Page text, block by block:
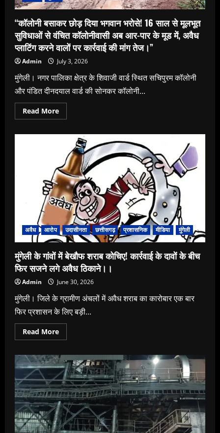
पर
दिनों
से
जारी
था
आंदोलन,
Z
हुई
जीत।।
“कॉलोनी बसाकर छोड़ दिया भगवान भरोसे! 16 साल से मूलभूत
सुविधाओं से वंचित कॉलोनीवासी अब आर-पार के मूड में, अवैध
प्लाटिंग करने वालों पर कार्रवाई की मांग तेज।”
Admin July 3, 2026
मुंगेली। नगर पालिका क्षेत्र के शिवाजी वार्ड स्थित सचिपुरम कॉलोनी
और पंडित दीनदयाल वार्ड की सोनकर कॉलोनी...
Read MoreRead
more
दिया
भगवान
भरोसे!
16
साल
से
मूलभूत
सुविधाओं
से
वंचित
कॉलोनीवासी
अब
आर-
पार
मूड
में,
अवैध
करने
पर
कार्रवाई
की
मांग
तेज।”
अवैध आरोप उदासीनता छत्तीसगढ़ प्रशासनिक मीडिया मुंगेली
मुंगेली के गांवों में बेखौफ शराब कोचिए! कार्रवाई के दावों के बीच
फिर सजने लगे अवैध ठिकाने।।
Admin June 30, 2026
मुंगेली। जिले के ग्रामीण अंचलों में अवैध शराब का कारोबार एक बार
फिर प्रशासन के लिए बड़ी...
Read MoreRead
more
के
गांवों
में
बेखौफ
शराब
कोचिए!
कार्रवाई
के
दावों
के
बीच